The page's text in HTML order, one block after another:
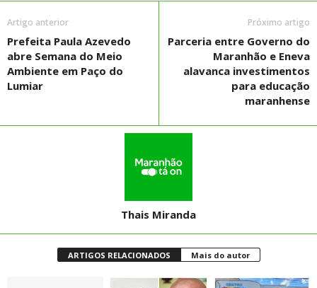
Artigo anterior
Prefeita Paula Azevedo
abre Semana do Meio
Ambiente em Paço do
Lumiar
Próximo artigo
Parceria entre Governo do
Maranhão e Eneva
alavanca investimentos
para educação
maranhense
Thais Miranda
ARTIGOS RELACIONADOS Mais do autor